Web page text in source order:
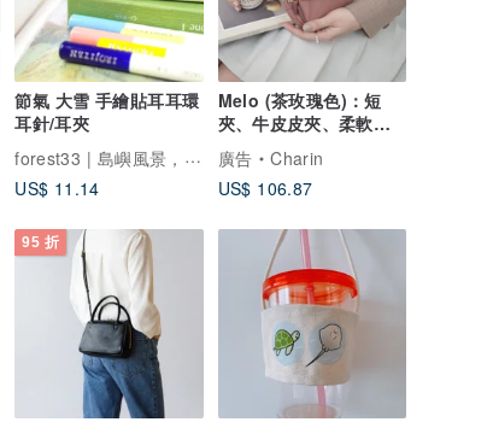
節氣 大雪 手繪貼耳耳環
耳針/耳夾
forest33 | 島嶼風景，點亮你的日常光影。
US$ 11.14
Melo (茶玫瑰色)：短
夾、牛皮皮夾、柔軟牛
皮、迷你零錢包
廣告
Charin
US$ 106.87
95 折